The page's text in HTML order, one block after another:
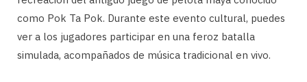
como Pok Ta Pok. Durante este evento cultural, puedes
ver a los jugadores participar en una feroz batalla
simulada, acompañados de música tradicional en vivo.